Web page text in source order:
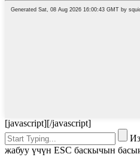
[javascript] [/javascript]
жабуу үчүн ESC баскычын